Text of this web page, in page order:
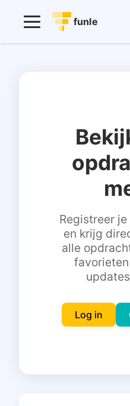
funle
Registreer
en krijg
alle
Log in